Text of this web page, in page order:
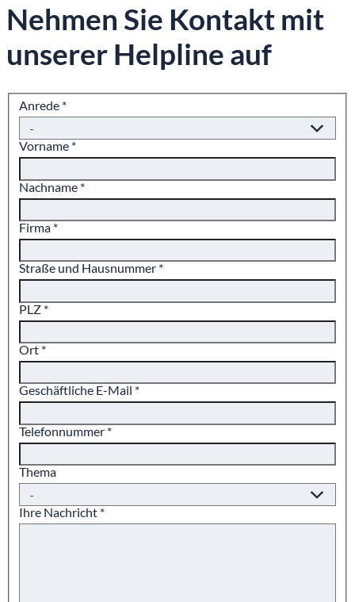
Nehmen Sie Kontakt mit
unserer Helpline auf
Anrede *
Vorname *
Nachname *
Firma *
Straße und Hausnummer *
PLZ *
Ort *
Geschäftliche E-Mail *
Telefonnummer *
Thema
Ihre Nachricht *